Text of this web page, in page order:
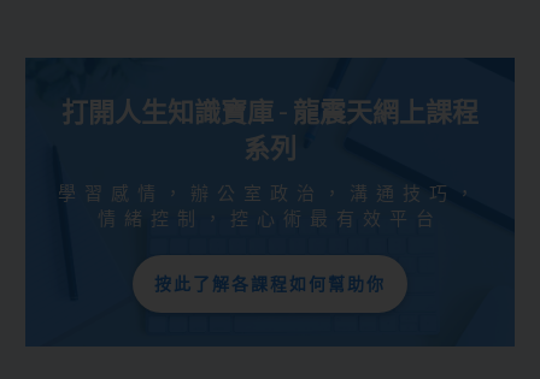
打開人生知識寶庫 - 龍震天網上課程
系列
學習感情，辦公室政治，溝通技巧，
情緒控制，控心術最有效平台
按此了解各課程如何幫助你